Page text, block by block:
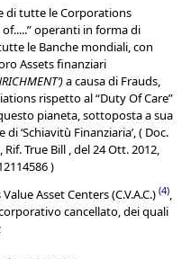
di tutte le Corporations
operanti in forma di
le Banche mondiali, con
Assets finanziari
a causa di Frauds,
rispetto al “Duty Of Care”
pianeta, sottoposta a sua
‘Schiavitù Finanziaria’, ( Doc.
Rif. True Bill , del 24 Ott. 2012,
)
Asset Centers (C.V.A.C.) (4),
cancellato, dei quali